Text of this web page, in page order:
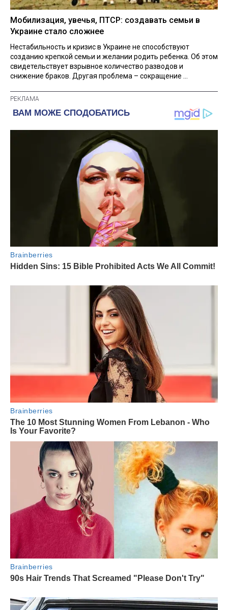
Мобилизация, увечья, ПТСР: создавать семьи в
Украине стало сложнее
Нестабильность и кризис в Украине не способствуют
созданию крепкой семьи и желании родить ребенка. Об этом
свидетельствует взрывное количество разводов и
снижение браков. Другая проблема – сокращение ...